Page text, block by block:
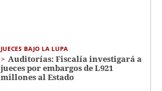
JUECES BAJO LA LUPA
Auditorías: Fiscalía investigará a
jueces por embargos de L921
millones al Estado